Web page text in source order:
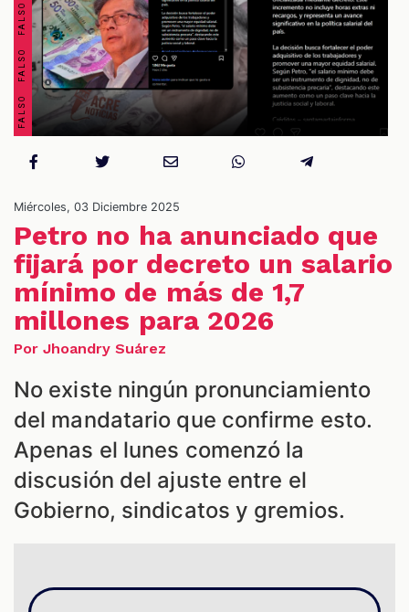
Miércoles, 03 Diciembre 2025
Petro no ha anunciado que
fijará por decreto un salario
mínimo de más de 1,7
millones para 2026
Por Jhoandry Suárez
No existe ningún pronunciamiento
del mandatario que confirme esto.
Apenas el lunes comenzó la
discusión del ajuste entre el
Gobierno, sindicatos y gremios.